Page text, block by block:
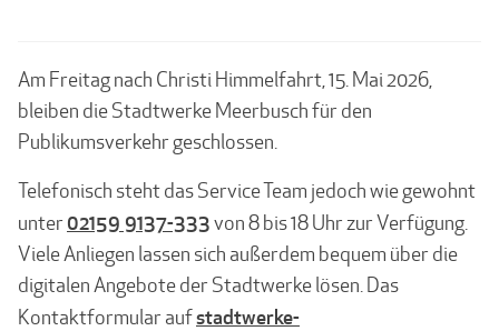
Am Freitag nach Christi Himmelfahrt, 15. Mai 2026,
bleiben die Stadtwerke Meerbusch für den
Publikumsverkehr geschlossen.
Telefonisch steht das Service Team jedoch wie gewohnt
unter 02159 9137-333von 8 bis 18 Uhr zur Verfügung.
Viele Anliegen lassen sich außerdem bequem über die
digitalen Angebote der Stadtwerke lösen. Das
Kontaktformular aufstadtwerke-